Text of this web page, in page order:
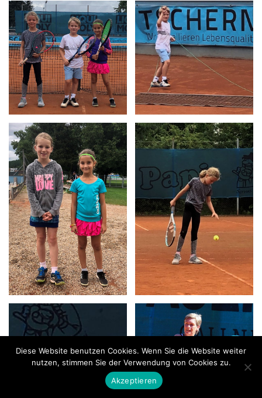
Diese Website benutzen Cookies. Wenn Sie die Website weiter
nutzen, stimmen Sie der Verwendung von Cookies zu.
Akzeptieren